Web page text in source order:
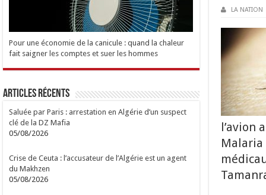
LA NATION
l’avion
Malaria
Pour une économie de la canicule : quand la chaleur
fait saigner les comptes et suer les hommes
Articles Récents
Saluée par Paris : arrestation en Algérie d’un suspect
clé de la DZ Mafia
05/08/2026
Crise de Ceuta : l’accusateur de l’Algérie est un agent
du Makhzen
05/08/2026